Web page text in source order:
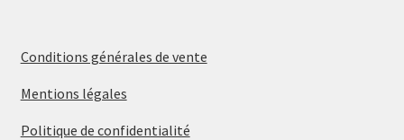
Conditions générales de vente
Mentions légales
Politique de confidentialité